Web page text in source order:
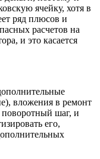
ячейку, хотя в
ряд плюсов и
расчетов на
и это касается
вложения в ремонт
шаг, и
его,